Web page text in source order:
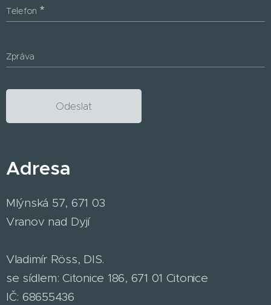
Telefon
Zpráva
Odeslat
Adresa
Mlýnská 57, 671 03
Vranov nad Dyjí
Vladimír Röss, DIS.
se sídlem: Citonice 186, 671 01 Citonice
IČ: 68655436